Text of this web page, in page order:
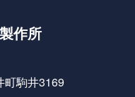
作所
町駒井3169